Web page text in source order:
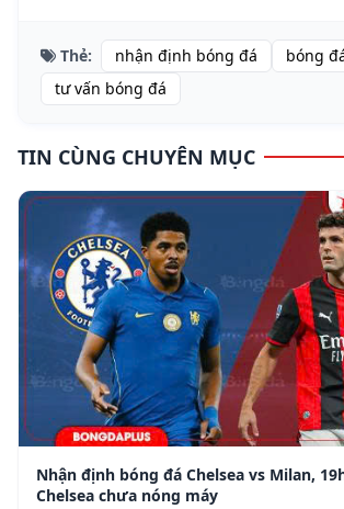
Thẻ: nhận định bóng đá bóng
tư vấn bóng đá
TIN CÙNG CHUYÊN MỤC
Nhận định bóng đá Chelsea vs Milan,
Chelsea chưa nóng máy